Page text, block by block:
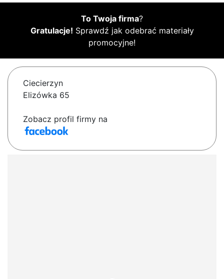
To Twoja firma?
Gratulacje! Sprawdź jak odebrać materiały
promocyjne!
Ciecierzyn
Elizówka 65
Zobacz profil firmy na